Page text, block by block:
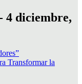
4 diciembre,
Transformar la